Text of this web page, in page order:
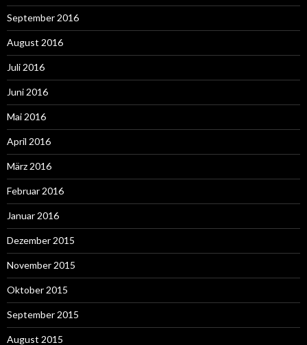
September 2016
August 2016
Juli 2016
Juni 2016
Mai 2016
April 2016
März 2016
Februar 2016
Januar 2016
Dezember 2015
November 2015
Oktober 2015
September 2015
August 2015